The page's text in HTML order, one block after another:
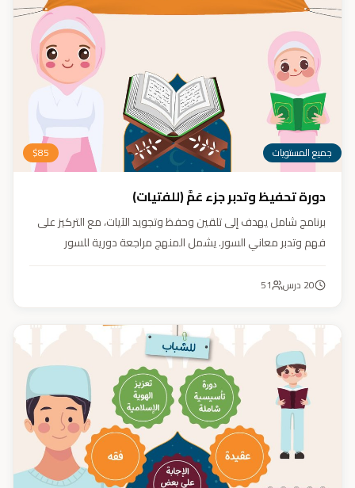
جميع المستويات $85
دورة تحفيظ وتدبر جزء عَمَّ (للفتيات)
برنامج شامل يهدف إلى تلقين وحفظ وتجويد الآيات، مع التركيز على
فهم وتدبر معاني السور. يشمل المنهج مراجعة دورية للسور
تدعم مهارات القراءة والفهم.
20 درس 51